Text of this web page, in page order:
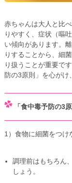
赤ちゃんは大人と比
りやすく、症状（嘔
い傾向があります。
りすることから、細
り扱うことが重要で
防の3原則」を心がけ
「食中毒予防の3原
1）食物に細菌をつけ
調理前はもちろん
しょう。